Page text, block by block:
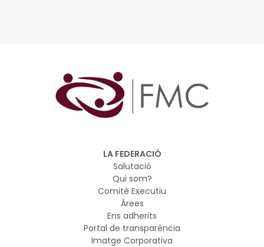
LA FEDERACIÓ
Salutació
Qui som?
Comitè Executiu
Àrees
Ens adherits
Portal de transparència
Imatge Corporativa